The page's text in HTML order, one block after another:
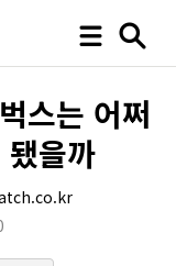
스는 어쩌
을까